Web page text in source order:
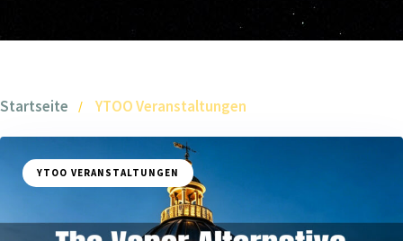
Startseite YTOO Veranstaltungen
YTOO VERANSTALTUNGEN